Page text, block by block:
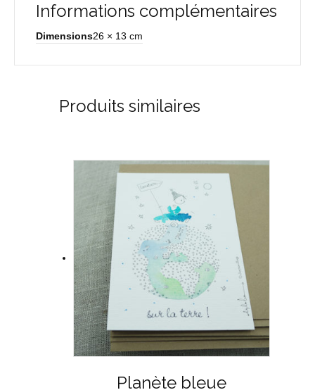
Informations complémentaires
Dimensions26 × 13 cm
Produits similaires
Planète bleue